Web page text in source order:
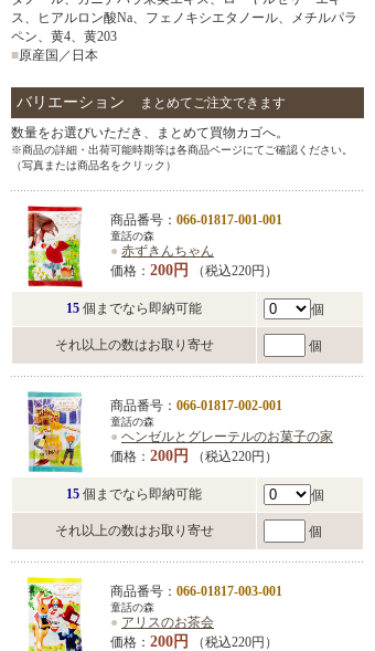
ス、ヒアルロン酸Na、フェノキシエタノール、メチルパラ
ペン、黄4、黄203
■原産国／日本
バリエーション
まとめてご注文できます
数量をお選びいただき、まとめて買物カゴへ。
※商品の詳細・出荷可能時期等は各商品ページにてご確認ください。
（写真または商品名をクリック）
商品番号： 066-01817-001-001
童話の森
● 赤ずきんちゃん
価格： 200円 （税込220円）
15 個までなら即納可能 個
それ以上の数はお取り寄せ 個
商品番号： 066-01817-002-001
童話の森
● ヘンゼルとグレーテルのお菓子の家
価格： 200円 （税込220円）
15 個までなら即納可能 個
それ以上の数はお取り寄せ 個
商品番号： 066-01817-003-001
童話の森
● アリスのお茶会
価格： 200円 （税込220円）